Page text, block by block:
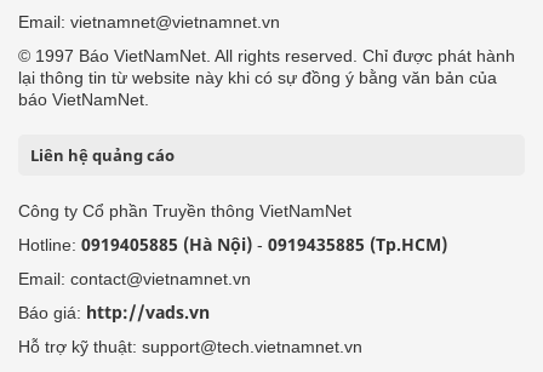
Email: vietnamnet@vietnamnet.vn
© 1997 Báo VietNamNet. All rights reserved. Chỉ được phát hành
lại thông tin từ website này khi có sự đồng ý bằng văn bản của
báo VietNamNet.
Liên hệ quảng cáo
Công ty Cổ phần Truyền thông VietNamNet
Hotline: 0919405885 (Hà Nội) - 0919435885 (Tp.HCM)
Email: contact@vietnamnet.vn
Báo giá: http://vads.vn
Hỗ trợ kỹ thuật: support@tech.vietnamnet.vn